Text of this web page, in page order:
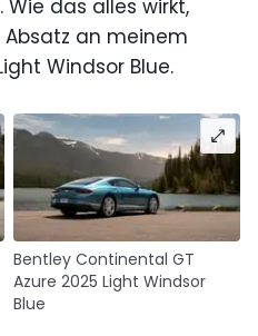
das alles wirkt,
an meinem
Windsor Blue.
Bentley Continental GT
Azure 2025 Light Windsor
Blue